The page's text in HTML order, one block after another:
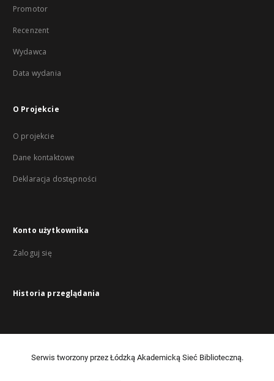
Promotor
Recenzent
Wydawca
Data wydania
O Projekcie
O projekcie
Dane kontaktowe
Deklaracja dostępności
Konto użytkownika
Zaloguj się
Historia przeglądania
Serwis tworzony przez Łódzką Akademicką Sieć Biblioteczną.